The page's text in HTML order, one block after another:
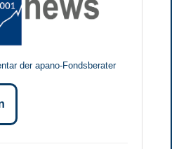
der apano-Fondsberater